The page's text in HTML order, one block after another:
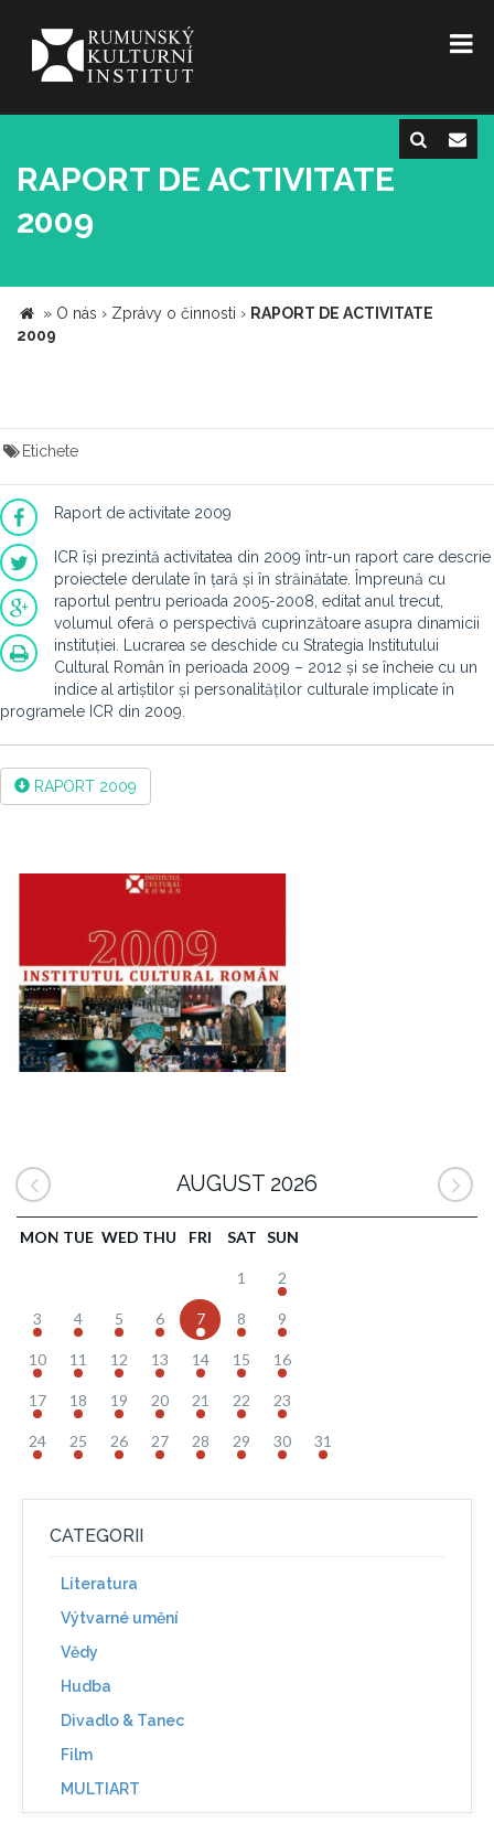
RAPORT DE ACTIVITATE
2009
» O nás › Zprávy o činnosti › RAPORT DE ACTIVITATE
2009
Etichete
Raport de activitate 2009
ICR își prezintă activitatea din 2009 într-un raport care descrie
proiectele derulate în țară și în străinătate. Împreună cu
raportul pentru perioada 2005-2008, editat anul trecut,
volumul oferă o perspectivă cuprinzătoare asupra dinamicii
instituției. Lucrarea se deschide cu Strategia Institutului
Cultural Român în perioada 2009 – 2012 și se încheie cu un
indice al artiștilor și personalităților culturale implicate în
programele ICR din 2009.
RAPORT 2009
AUGUST 2026
MON TUE WED THU FRI SAT SUN
1 2
3 4 5 6 7 8 9
10 11 12 13 14 15 16
17 18 19 20 21 22 23
24 25 26 27 28 29 30 31
CATEGORII
Literatura
Výtvarné umění
Vědy
Hudba
Divadlo & Tanec
Film
MULTIART